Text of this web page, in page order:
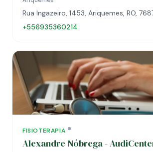
Rua Ingazeiro, 1453, Ariquemes, RO,
+556935360214
FISIOTERAPIA
Alexandre Nóbrega -